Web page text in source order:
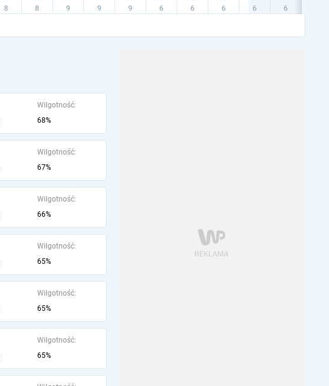
Wilgotność:
68%
Wilgotność:
67%
Wilgotność:
66%
Wilgotność:
65%
Wilgotność:
65%
Wilgotność:
65%